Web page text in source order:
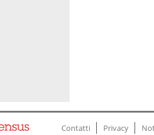
Contatti Privacy